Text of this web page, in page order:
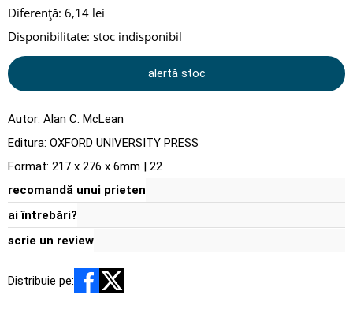
Diferență: 6,14 lei
Disponibilitate: stoc indisponibil
alertă stoc
Autor: Alan C. McLean
Editura: OXFORD UNIVERSITY PRESS
Format: 217 x 276 x 6mm | 22
recomandă unui prieten
ai întrebări?
scrie un review
Distribuie pe: